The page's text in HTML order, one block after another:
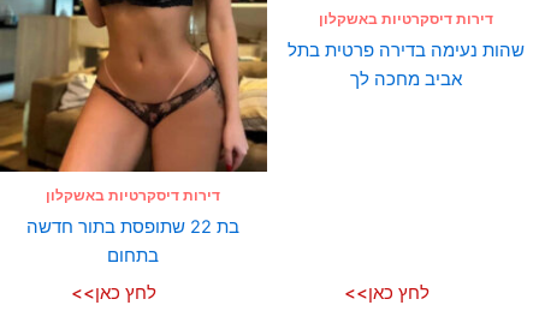
דירות דיסקרטיות באשקלון
שהות נעימה בדירה פרטית בתל
אביב מחכה לך
לחץ כאן>>
דירות דיסקרטיות באשקלון
בת 22 שתופסת בתור חדשה
בתחום
לחץ כאן>>